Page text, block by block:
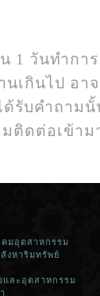
1 วันทำกา
นเกินไป อ
ด้รับคำถาม
ติดต่อเข้าม
มอุตสาหกรรม
งหาริมทรัพย์
และอุตสาหกรรม